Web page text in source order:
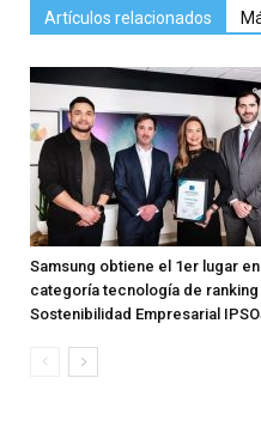
Artículos relacionados
Samsung obtiene el 1er lugar
categoría tecnología de ranking
Sostenibilidad Empresarial